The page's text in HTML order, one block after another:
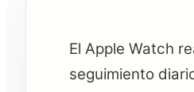
El Apple Watch
seguimiento